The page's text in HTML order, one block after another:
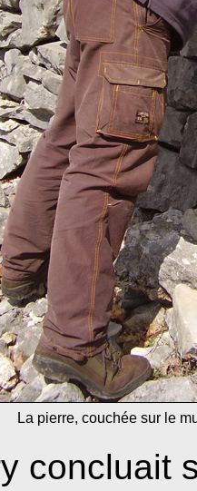
La pierre, couchée sur le
concluait